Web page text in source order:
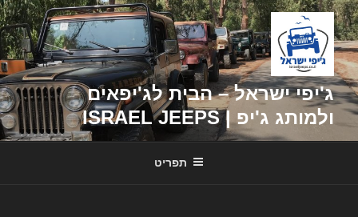
דילוג
לתוכן
ג'יפי ישראל – הבית לג'יפאים
ולמותג ג'יפ | ISRAEL JEEPS
תפריט